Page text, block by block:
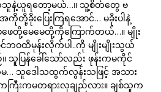
သူနဲ့ယူရတော့မယ်…။ သူ့စိတ်တွေ ဗ
တို့ခိုးပြေးကြရအောင်… မခိုးပါနဲ့
ေတို့မေမေတို့ကိုကြောက်တယ်…။ မျိုး
ဘဝထိမုန်းလိုက်ပါ..ကို မျိုးမျိုးသွယ်
ည်။ သူပြန်ခေါ်သော်လည်း ဖုန်းကမကိုင်
မ… သူဒေါသထွက်လွန်းသဖြင့် အသား
ကြီးကမတရားလှချည်လား။ ချစ်သူက